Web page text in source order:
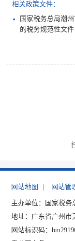
相关政策文件：
国家税务总局潮
的税务规范性文
网站地图 网站管
主办单位：国家税务
地址：广东省广州市
网站标识码：